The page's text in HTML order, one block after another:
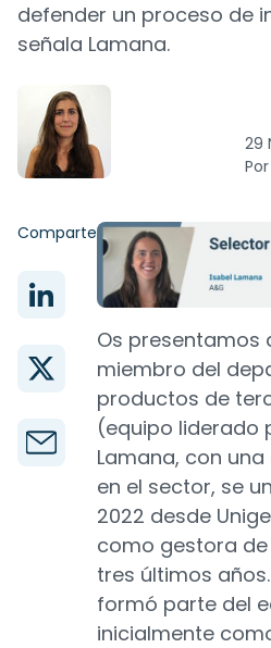
defender un proceso de
señala Lamana.
29
Por
Comparte
Os presentamos
miembro del
productos de
(equipo liderado
Lamana, con
en el sector, se
2022 desde
como gestora
tres últimos
formó parte del
inicialmente